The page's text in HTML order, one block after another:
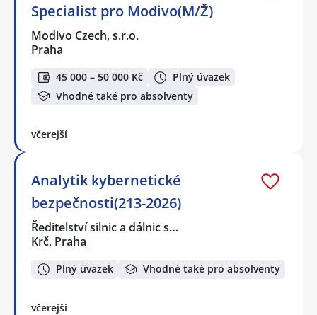
Specialist pro Modivo(M/Ž)
Modivo Czech, s.r.o.
Praha
45 000 – 50 000 Kč
Plný úvazek
Vhodné také pro absolventy
včerejší
Analytik kybernetické
bezpečnosti(213-2026)
Ředitelství silnic a dálnic s…
Krč, Praha
Plný úvazek Vhodné také pro absolventy
včerejší